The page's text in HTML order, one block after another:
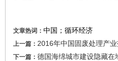
文章热词： 中国；循环经济
上一篇： 2016年中国固废处理产
下一篇： 德国海绵城市建设隐藏在